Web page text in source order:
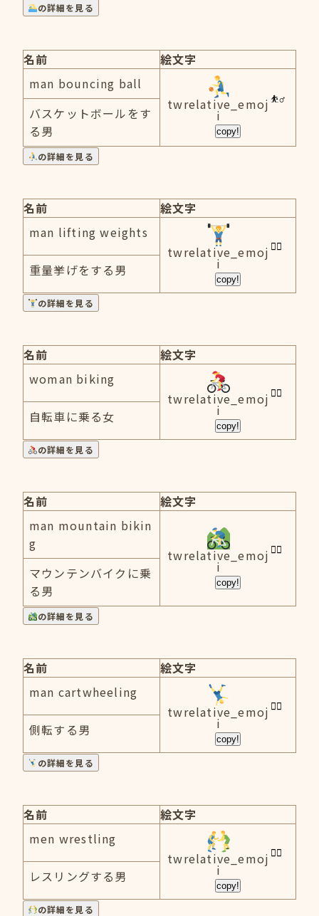
の詳細を見る
名前
絵文字
man bouncing ball
twrelative_emoj
i
copy!
バスケットボールをす
る男
の詳細を見る
名前
絵文字
man lifting weights
twrelative_emoj
i
copy!
重量挙げをする男
の詳細を見る
名前
絵文字
woman biking
twrelative_emoj
i
copy!
自転車に乗る女
の詳細を見る
名前
絵文字
man mountain bikin
g
twrelative_emoj
i
copy!
マウンテンバイクに乗
る男
の詳細を見る
名前
絵文字
man cartwheeling
twrelative_emoj
i
copy!
側転する男
の詳細を見る
名前
絵文字
men wrestling
twrelative_emoj
i
copy!
レスリングする男
の詳細を見る